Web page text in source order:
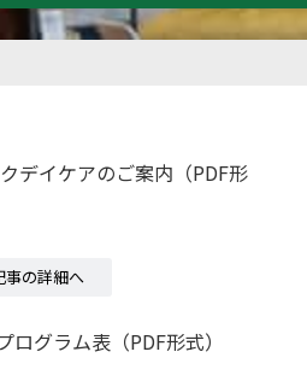
デイケアのご案内（PDF形
事の詳細へ
グラム表（PDF形式）